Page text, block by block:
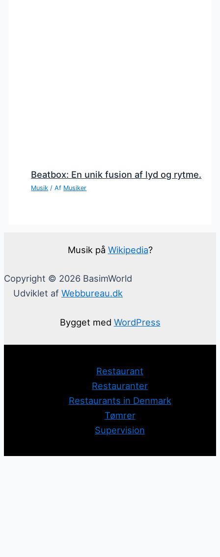
Beatbox: En unik fusion af lyd og rytme.
Musik / Af Musiker
Musik på Wikipedia?
Copyright © 2026 BasimWorld
Udviklet af Webbureau.dk
Bygget med WordPress
Restaurant
Restauranter
Restaurants in Denmark
Tømrer
Supervision